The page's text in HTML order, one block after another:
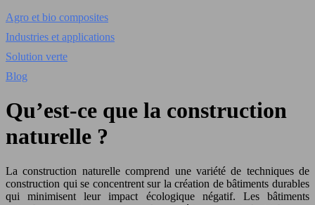
Agro et bio composites
Industries et applications
Solution verte
Blog
Qu’est-ce que la construction
naturelle ?
La construction naturelle comprend une variété de techniques de
construction qui se concentrent sur la création de bâtiments durables
qui minimisent leur impact écologique négatif. Les bâtiments